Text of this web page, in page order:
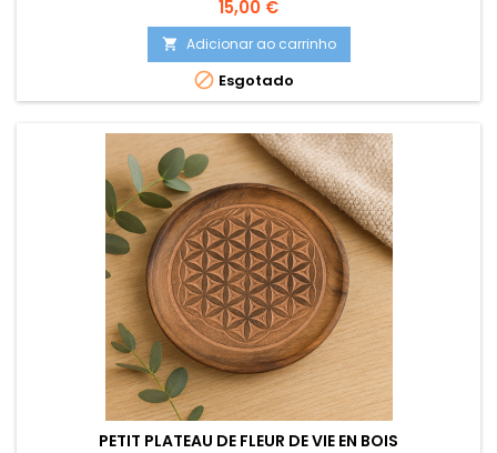
Preço
15,00 €
 Adicionar ao carrinho
 Esgotado
PETIT PLATEAU DE FLEUR DE VIE EN BOIS